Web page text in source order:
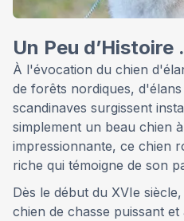
Un Peu d’Histoire
À l'évocation du chien
de forêts nordiques, d'élans
scandinaves surgissent
simplement un beau chien
impressionnante, ce chien
riche qui témoigne de son
Dès le début du XVIe
chien de chasse puissant et